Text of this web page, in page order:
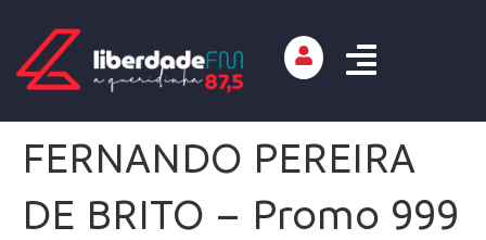
FERNANDO PEREIRA
DE BRITO – Promo 999